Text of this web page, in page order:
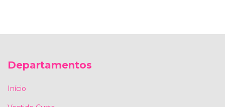
Departamentos
Início